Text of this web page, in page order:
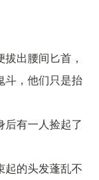
出腰间匕首，
斗，他们只是抬
后有一人捡起了
起的头发蓬乱不